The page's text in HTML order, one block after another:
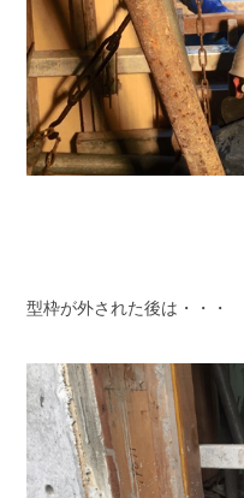
型枠が外された後は・・・